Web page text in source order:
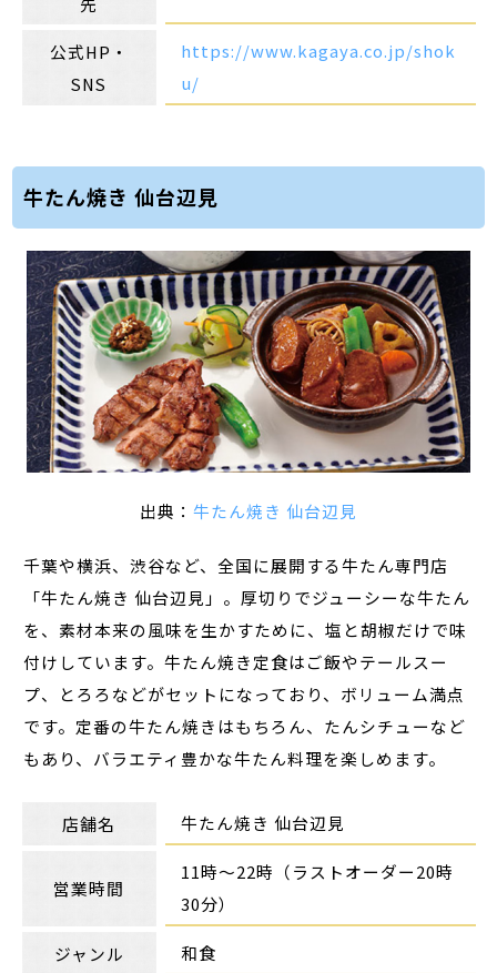
公式HP・
SNS
https://www.kagaya.co.jp/shok
u/
牛たん焼き 仙台辺見
出典： 牛たん焼き 仙台辺見
千葉や横浜、渋谷など、全国に展開する牛たん専門店
「牛たん焼き 仙台辺見」。厚切りでジューシーな牛たん
を、素材本来の風味を生かすために、塩と胡椒だけで味
付けしています。牛たん焼き定食はご飯やテールスー
プ、とろろなどがセットになっており、ボリューム満点
です。定番の牛たん焼きはもちろん、たんシチューなど
もあり、バラエティ豊かな牛たん料理を楽しめます。
店舗名 牛たん焼き 仙台辺見
営業時間
11時～22時（ラストオーダー20時
30分）
ジャンル 和食